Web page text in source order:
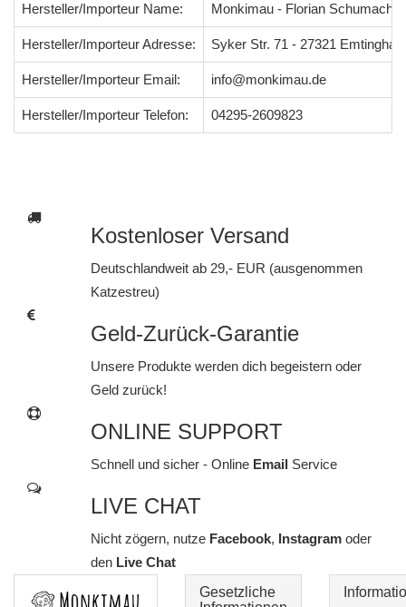
Hersteller/Importeur Name: Monkimau - Florian Schumacher
Hersteller/Importeur Adresse: Syker Str. 71 - 27321
Hersteller/Importeur Email: info@monkimau.de
Hersteller/Importeur Telefon: 04295-2609823
Kostenloser Versand
Deutschlandweit ab 29,- EUR (ausgenommen
Katzestreu)
Geld-Zurück-Garantie
Unsere Produkte werden dich begeistern oder
Geld zurück!
ONLINE SUPPORT
Schnell und sicher - Online Email Service
LIVE CHAT
Nicht zögern, nutze Facebook, Instagram oder
denLive Chat
Gesetzliche